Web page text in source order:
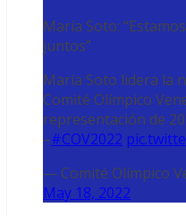
María Soto:
juntos”
María Soto lidera la
Comité Olímpico
representación de
–#COV2022
— Comité Olímpico
May 18, 2022